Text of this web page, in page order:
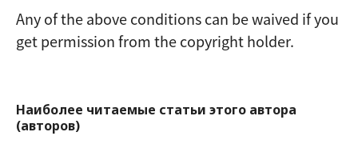
Any of the above conditions can be waived if you
get permission from the copyright holder.
Наиболее читаемые статьи этого автора
(авторов)